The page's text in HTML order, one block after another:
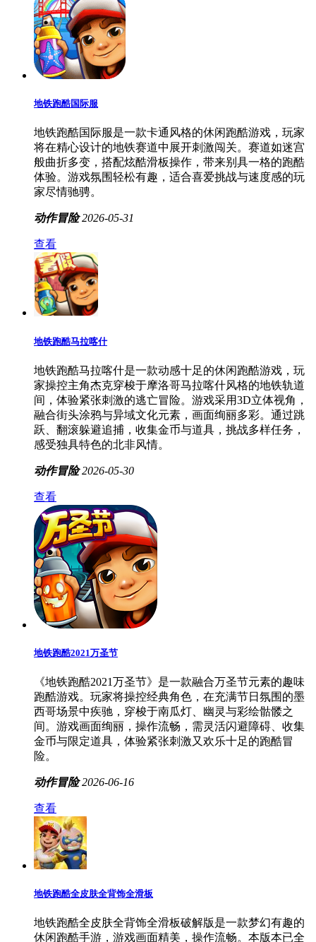
地铁跑酷国际服
地铁跑酷国际服是一款卡通风格的休闲跑酷游戏，玩家
将在精心设计的地铁赛道中展开刺激闯关。赛道如迷宫
般曲折多变，搭配炫酷滑板操作，带来别具一格的跑酷
体验。游戏氛围轻松有趣，适合喜爱挑战与速度感的玩
家尽情驰骋。
动作冒险 2026-05-31
查看
地铁跑酷马拉喀什
地铁跑酷马拉喀什是一款动感十足的休闲跑酷游戏，玩
家操控主角杰克穿梭于摩洛哥马拉喀什风格的地铁轨道
间，体验紧张刺激的逃亡冒险。游戏采用3D立体视角，
融合街头涂鸦与异域文化元素，画面绚丽多彩。通过跳
跃、翻滚躲避追捕，收集金币与道具，挑战多样任务，
感受独具特色的北非风情。
动作冒险 2026-05-30
查看
地铁跑酷2021万圣节
《地铁跑酷2021万圣节》是一款融合万圣节元素的趣味
跑酷游戏。玩家将操控经典角色，在充满节日氛围的墨
西哥场景中疾驰，穿梭于南瓜灯、幽灵与彩绘骷髅之
间。游戏画面绚丽，操作流畅，需灵活闪避障碍、收集
金币与限定道具，体验紧张刺激又欢乐十足的跑酷冒
险。
动作冒险 2026-06-16
查看
地铁跑酷全皮肤全背饰全滑板
地铁跑酷全皮肤全背饰全滑板破解版是一款梦幻有趣的
休闲跑酷手游，游戏画面精美，操作流畅。本版本已全